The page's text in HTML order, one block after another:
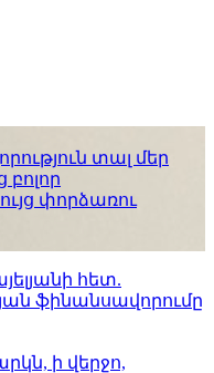
տալ մեր
բոլոր
փորձառու
հետ.
ֆինանսավորումը
ի վերջո,